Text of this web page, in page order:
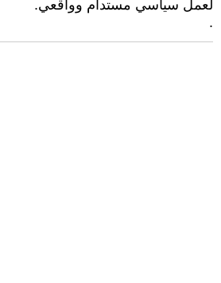
لعمل سياسي مستدام وواقعي.
.